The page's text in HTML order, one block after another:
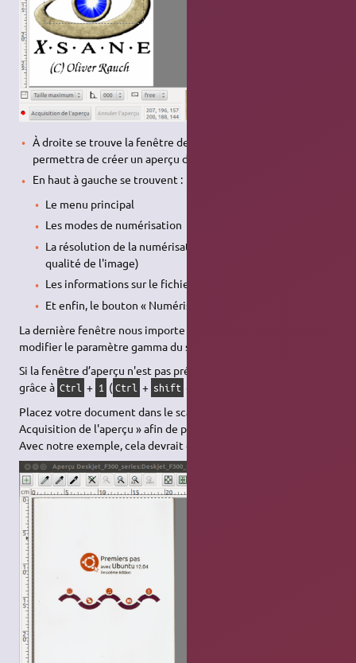
À droite se trouve la fenêtre de prévisualisation, qui nous
permettra de créer un aperçu de ce que l'on doit numériser.
En haut à gauche se trouvent :
Le menu principal
Les modes de numérisation
La résolution de la numérisation (! important pour la
qualité de l'image)
Les informations sur le fichier qui sera fabriqué
Et enfin, le bouton « Numériser » !
La dernière fenêtre nous importe peu, mais peut être utile pour
modifier le paramètre gamma du scanner.
Si la fenêtre d’aperçu n'est pas présente, on la fait apparaître
grâce à Ctrl + 1 ( Ctrl + shift +
Placez votre document dans le scanner, puis cliquez sur «
Acquisition de l'aperçu » afin de prévisualiser le document.
Avec notre exemple, cela devrait donner ceci :